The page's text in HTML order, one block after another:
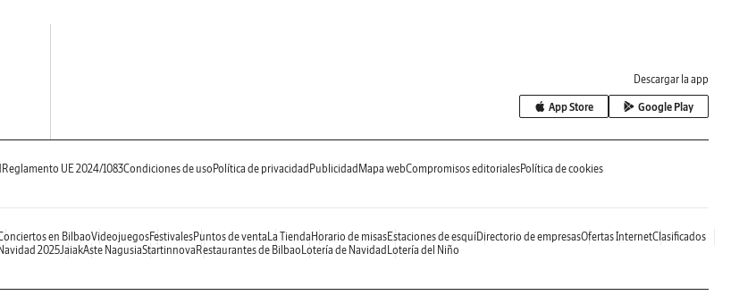
Descargar la app
App Store Google Play
Reglamento UE 2024/1083Condiciones de uso Política de privacidad Publicidad Mapa webCompromisos editorialesPolítica de cookies
en BilbaoVideojuegosFestivalesPuntos de venta La Tienda Horario de misasEstaciones de esquíDirectorio de empresasOfertas InternetClasificados
2025JaiakAste NagusiaStartinnova Restaurantes de Bilbao Lotería de Navidad Lotería del Niño